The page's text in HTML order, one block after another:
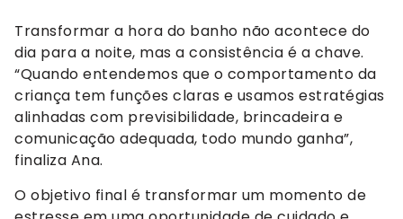
Transformar a hora do banho não acontece do
dia para a noite, mas a consistência é a chave.
“Quando entendemos que o comportamento da
criança tem funções claras e usamos estratégias
alinhadas com previsibilidade, brincadeira e
comunicação adequada, todo mundo ganha”,
finaliza Ana.
O objetivo final é transformar um momento de